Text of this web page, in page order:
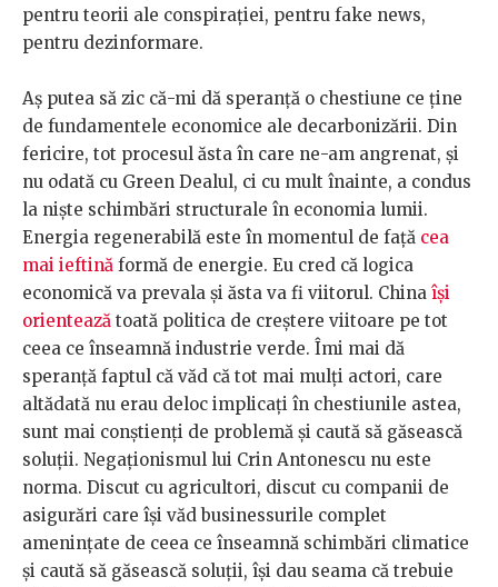
pentru teorii ale conspirației, pentru fake news,
pentru dezinformare.
Aș putea să zic că-mi dă speranță o chestiune ce ține
de fundamentele economice ale decarbonizării. Din
fericire, tot procesul ăsta în care ne-am angrenat, și
nu odată cu Green Dealul, ci cu mult înainte, a condus
la niște schimbări structurale în economia lumii.
Energia regenerabilă este în momentul de față cea
mai ieftină formă de energie. Eu cred că logica
economică va prevala și ăsta va fi viitorul. China își
orientează toată politica de creștere viitoare pe tot
ceea ce înseamnă industrie verde. Îmi mai dă
speranță faptul că văd că tot mai mulți actori, care
altădată nu erau deloc implicați în chestiunile astea,
sunt mai conștienți de problemă și caută să găsească
soluții. Negaționismul lui Crin Antonescu nu este
norma. Discut cu agricultori, discut cu companii de
asigurări care își văd businessurile complet
amenințate de ceea ce înseamnă schimbări climatice
și caută să găsească soluții, își dau seama că trebuie